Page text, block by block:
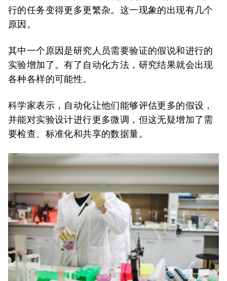
行的任务变得更多更繁杂。这一现象的出现有几个
原因。
其中一个原因是研究人员需要验证的假说和进行的
实验增加了。有了自动化方法，研究结果就会出现
各种各样的可能性。
科学家表示，自动化让他们能够评估更多的假设，
并能对实验设计进行更多微调，但这无疑增加了需
要检查、标准化和共享的数据量。